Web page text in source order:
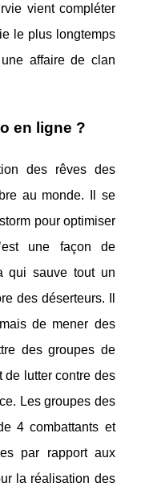
vient compléter
le plus longtemps
affaire de clan
en ligne ?
des rêves des
au monde. Il se
pour optimiser
une façon de
qui sauve tout un
des déserteurs. Il
de mener des
des groupes de
de lutter contre des
Les groupes des
4 combattants et
par rapport aux
la réalisation des